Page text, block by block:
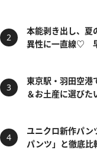
本能剥き出し、
異性に一直線♡
東京駅・羽田空
＆お土産に選びた
ユニクロ新作パ
パンツ」と徹底比